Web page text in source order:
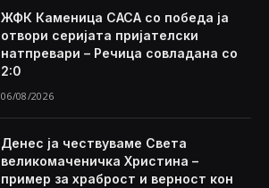
ЖФК Каменица САСА со победа ја
отвори серијата пријателски
натпревари – Речица совладана со
2:0
06/08/2026
Денес ја чествуваме Света
великомаченичка Христина –
пример за храброст и верност кон